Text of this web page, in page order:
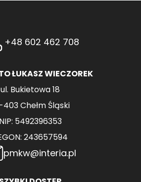
+48 602 462 708
ŁUKASZ WIECZOREK
ul. Bukietowa 18
403 Chełm Śląski
NIP: 5492396353
243657594
pmkw@interia.pl